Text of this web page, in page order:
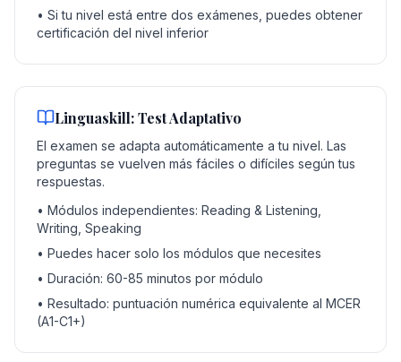
• Si tu nivel está entre dos exámenes, puedes obtener
certificación del nivel inferior
Linguaskill: Test Adaptativo
El examen se adapta automáticamente a tu nivel. Las
preguntas se vuelven más fáciles o difíciles según tus
respuestas.
• Módulos independientes: Reading & Listening,
Writing, Speaking
• Puedes hacer solo los módulos que necesites
• Duración: 60-85 minutos por módulo
• Resultado: puntuación numérica equivalente al MCER
(A1-C1+)